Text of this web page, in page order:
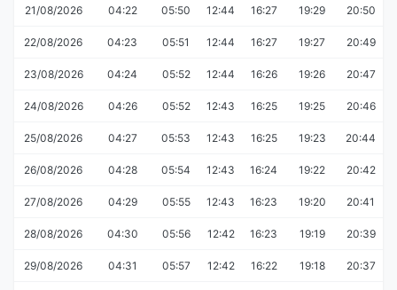
21/08/2026 04:22 05:50 12:44 16:27 19:29 20:50
22/08/2026 04:23 05:51 12:44 16:27 19:27 20:49
23/08/2026 04:24 05:52 12:44 16:26 19:26 20:47
24/08/2026 04:26 05:52 12:43 16:25 19:25 20:46
25/08/2026 04:27 05:53 12:43 16:25 19:23 20:44
26/08/2026 04:28 05:54 12:43 16:24 19:22 20:42
27/08/2026 04:29 05:55 12:43 16:23 19:20 20:41
28/08/2026 04:30 05:56 12:42 16:23 19:19 20:39
29/08/2026 04:31 05:57 12:42 16:22 19:18 20:37